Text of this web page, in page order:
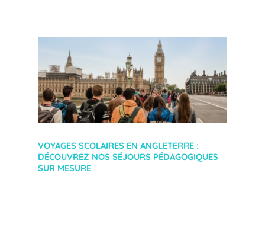
VOYAGES SCOLAIRES EN ANGLETERRE :
DÉCOUVREZ NOS SÉJOURS PÉDAGOGIQUES
SUR MESURE